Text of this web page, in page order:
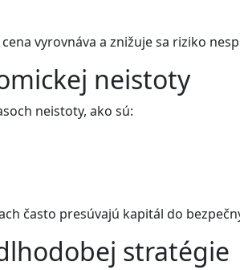
vyrovnáva a znižuje sa riziko
neistoty
neistoty, ako sú:
často presúvajú kapitál do
stratégie